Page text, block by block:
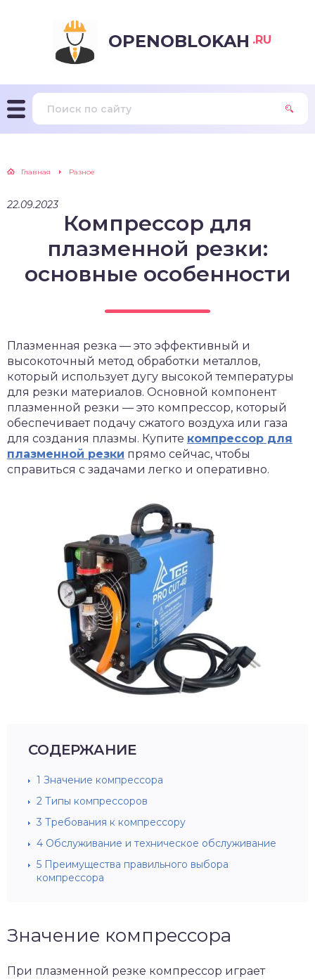
OPENOBLOKAH .RU
Главная Разное
22.09.2023
Компрессор для
плазменной резки:
основные особенности
Плазменная резка — это эффективный и
высокоточный метод обработки металлов,
который использует дугу высокой температуры
для резки материалов. Основной компонент
плазменной резки — это компрессор, который
обеспечивает подачу сжатого воздуха или газа
для создания плазмы. Купите компрессор для
плазменной резки прямо сейчас, чтобы
справиться с задачами легко и оперативно.
СОДЕРЖАНИЕ
1 Значение компрессора
2 Типы компрессоров
3 Требования к компрессору
4 Обслуживание и техническое обслуживание
5 Преимущества правильного выбора
компрессора
Значение компрессора
При плазменной резке компрессор играет